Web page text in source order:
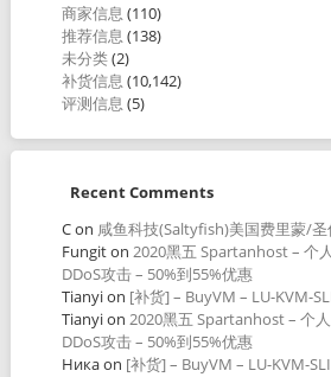
商家信息 (110)
推荐信息 (138)
未分类(2)
补货信息 (10,142)
评测信息 (5)
Recent Comments
Con 咸鱼科技(Saltyfish)美国费里蒙/圣
Fungiton 2020黑五 Spartanhost – 个
DDoS攻击 – 50%到55%优惠
Tianyion [补货] – BuyVM – LU-KVM-
Tianyion 2020黑五 Spartanhost – 个
DDoS攻击 – 50%到55%优惠
Никаon [补货] – BuyVM – LU-KVM-